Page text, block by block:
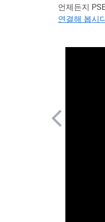
언제든지
연결해 봅시